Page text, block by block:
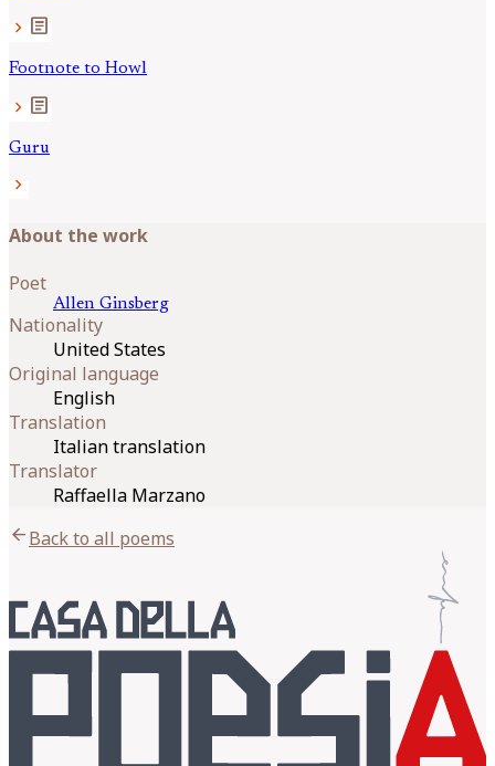
chevron_right article
Footnote to Howl
chevron_right article
Guru
chevron_right
About the work
Poet
Allen Ginsberg
Nationality
United States
Original language
English
Translation
Italian translation
Translator
Raffaella Marzano
arrow_backBack to all poems